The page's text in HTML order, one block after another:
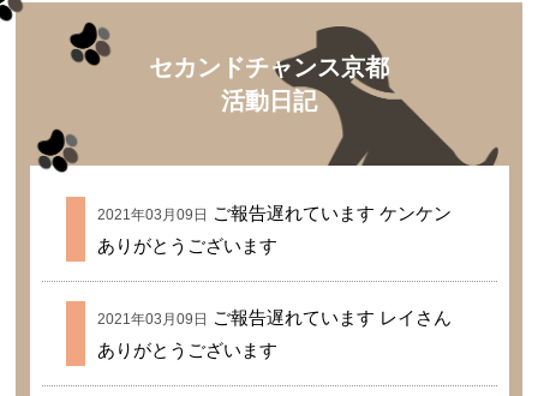
セカンドチャンス京都
活動日記
2021年03月09日 ご報告遅れています ケンケン
ありがとうございます
2021年03月09日 ご報告遅れています レイさん
ありがとうございます